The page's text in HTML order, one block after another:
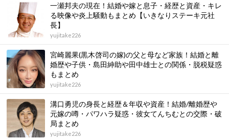
一瀬邦夫の現在！結婚や嫁と息子・経歴と資産・キレ
る映像や炎上騒動もまとめ【いきなりステーキ元社
長】
yujitake226
宮崎麗果(黒木啓司の嫁)の父と母など家族！結婚と離
婚歴や子供・島田紳助や田中雄士との関係・脱税疑惑
もまとめ
yujitake226
溝口勇児の身長と経歴＆年収や資産！結婚/離婚歴や
元嫁の噂・パワハラ疑惑・彼女てんちむとの交際・破
局まとめ
yujitake226